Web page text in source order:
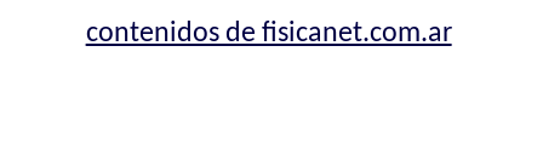
contenidos de fisicanet.com.ar